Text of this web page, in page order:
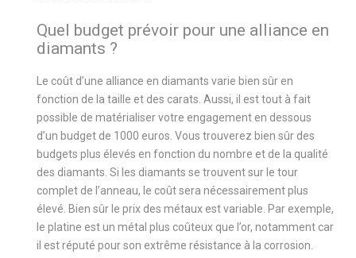
Quel budget prévoir pour une alliance en
diamants ?
Le coût d’une alliance en diamants varie bien sûr en
fonction de la taille et des carats. Aussi, il est tout à fait
possible de matérialiser votre engagement en dessous
d’un budget de 1000 euros. Vous trouverez bien sûr des
budgets plus élevés en fonction du nombre et de la qualité
des diamants. Si les diamants se trouvent sur le tour
complet de l’anneau, le coût sera nécessairement plus
élevé. Bien sûr le prix des métaux est variable. Par exemple,
le platine est un métal plus coûteux que l’or, notamment car
il est réputé pour son extrême résistance à la corrosion.